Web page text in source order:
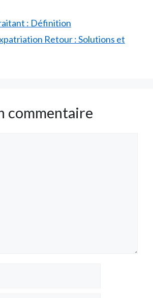
: Définition
Retour : Solutions et
commentaire